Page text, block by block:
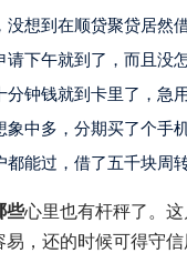
想到在顺贷聚贷居然
下午就到了，而且没
钟钱就到卡里了，急
中多，分期买了个手
能过，借了五千块周
些心里也有杆秤了。
，还的时候可得守